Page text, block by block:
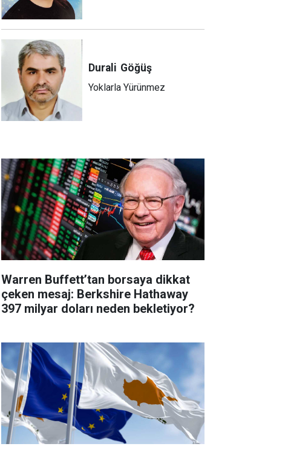
Durali Göğüş
Yoklarla Yürünmez
Warren Buffett’tan borsaya dikkat
çeken mesaj: Berkshire Hathaway
397 milyar doları neden bekletiyor?